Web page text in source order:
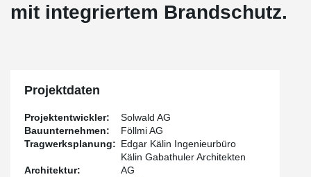
mit integriertem Brandschutz.
Projektdaten
Projektentwickler:
Solwald AG
Bauunternehmen:
Föllmi AG
Tragwerksplanung: Edgar Kälin Ingenieurbüro
Architektur:
Kälin Gabathuler Architekten
AG